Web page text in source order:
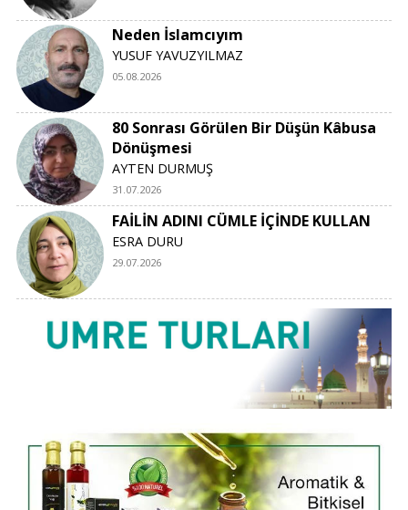
Neden İslamcıyım
YUSUF YAVUZYILMAZ
05.08.2026
80 Sonrası Görülen Bir Düşün Kâbusa
Dönüşmesi
AYTEN DURMUŞ
31.07.2026
FAİLİN ADINI CÜMLE İÇİNDE KULLAN
ESRA DURU
29.07.2026